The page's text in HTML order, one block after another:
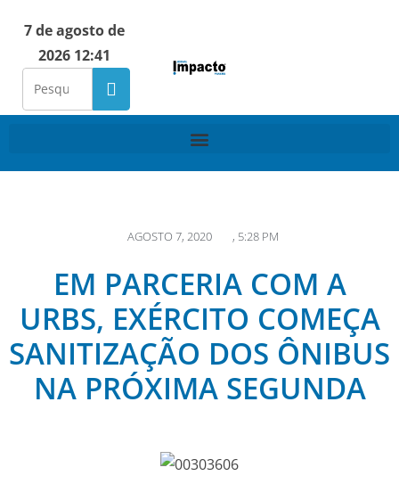
7 de agosto de
2026 12:41
AGOSTO 7, 2020 , 5:28 PM
EM PARCERIA COM A
URBS, EXÉRCITO COMEÇA
SANITIZAÇÃO DOS ÔNIBUS
NA PRÓXIMA SEGUNDA